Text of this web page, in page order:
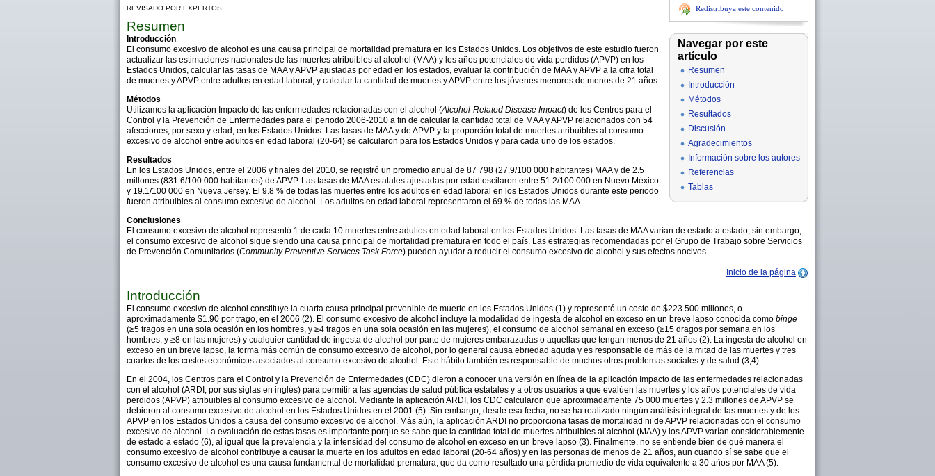
Redistribuya este contenido
Navegar por este
artículo
Resumen
Introducción
Métodos
Resultados
Discusión
Agradecimientos
Información sobre los autores
Referencias
Tablas
REVISADO POR EXPERTOS
Resumen
Introducción
El consumo excesivo de alcohol es una causa principal de mortalidad prematura en los Estados Unidos. Los objetivos de este estudio fueron
actualizar las estimaciones nacionales de las muertes atribuibles al alcohol (MAA) y los años potenciales de vida perdidos (APVP) en los
Estados Unidos, calcular las tasas de MAA y APVP ajustadas por edad en los estados, evaluar la contribución de MAA y APVP a la cifra total
de muertes y APVP entre adultos en edad laboral, y calcular la cantidad de muertes y APVP entre los jóvenes menores de menos de 21 años.
Métodos
Utilizamos la aplicación Impacto de las enfermedades relacionadas con el alcohol (Alcohol-Related Disease Impact) de los Centros para el
Control y la Prevención de Enfermedades para el periodo 2006-2010 a fin de calcular la cantidad total de MAA y APVP relacionados con 54
afecciones, por sexo y edad, en los Estados Unidos. Las tasas de MAA y de APVP y la proporción total de muertes atribuibles al consumo
excesivo de alcohol entre adultos en edad laboral (20-64) se calcularon para los Estados Unidos y para cada uno de los estados.
Resultados
En los Estados Unidos, entre el 2006 y finales del 2010, se registró un promedio anual de 87 798 (27.9/100 000 habitantes) MAA y de 2.5
millones (831.6/100 000 habitantes) de APVP. Las tasas de MAA estatales ajustadas por edad oscilaron entre 51.2/100 000 en Nuevo México
y 19.1/100 000 en Nueva Jersey. El 9.8 % de todas las muertes entre los adultos en edad laboral en los Estados Unidos durante este periodo
fueron atribuibles al consumo excesivo de alcohol. Los adultos en edad laboral representaron el 69 % de todas las MAA.
Conclusiones
El consumo excesivo de alcohol representó 1 de cada 10 muertes entre adultos en edad laboral en los Estados Unidos. Las tasas de MAA varían de estado a estado, sin embargo,
el consumo excesivo de alcohol sigue siendo una causa principal de mortalidad prematura en todo el país. Las estrategias recomendadas por el Grupo de Trabajo sobre Servicios
de Prevención Comunitarios (Community Preventive Services Task Force) pueden ayudar a reducir el consumo excesivo de alcohol y sus efectos nocivos.
Inicio de la página
Introducción
El consumo excesivo de alcohol constituye la cuarta causa principal prevenible de muerte en los Estados Unidos (1) y representó un costo de $223 500 millones, o
aproximadamente $1.90 por trago, en el 2006 (2). El consumo excesivo de alcohol incluye la modalidad de ingesta de alcohol en exceso en un breve lapso conocida como binge
(≥5 tragos en una sola ocasión en los hombres, y ≥4 tragos en una sola ocasión en las mujeres), el consumo de alcohol semanal en exceso (≥15 dragos por semana en los
hombres, y ≥8 en las mujeres) y cualquier cantidad de ingesta de alcohol por parte de mujeres embarazadas o aquellas que tengan menos de 21 años (2). La ingesta de alcohol en
exceso en un breve lapso, la forma más común de consumo excesivo de alcohol, por lo general causa ebriedad aguda y es responsable de más de la mitad de las muertes y tres
cuartos de los costos económicos asociados al consumo excesivo de alcohol. Este hábito también es responsable de muchos otros problemas sociales y de salud (3,4).
En el 2004, los Centros para el Control y la Prevención de Enfermedades (CDC) dieron a conocer una versión en línea de la aplicación Impacto de las enfermedades relacionadas
con el alcohol (ARDI, por sus siglas en inglés) para permitir a las agencias de salud pública estatales y a otros usuarios a que evalúen las muertes y los años potenciales de vida
perdidos (APVP) atribuibles al consumo excesivo de alcohol. Mediante la aplicación ARDI, los CDC calcularon que aproximadamente 75 000 muertes y 2.3 millones de APVP se
debieron al consumo excesivo de alcohol en los Estados Unidos en el 2001 (5). Sin embargo, desde esa fecha, no se ha realizado ningún análisis integral de las muertes y de los
APVP en los Estados Unidos a causa del consumo excesivo de alcohol. Más aún, la aplicación ARDI no proporciona tasas de mortalidad ni de APVP relacionadas con el consumo
excesivo de alcohol. La evaluación de estas tasas es importante porque se sabe que la cantidad total de muertes atribuibles al alcohol (MAA) y los APVP varían considerablemente
de estado a estado (6), al igual que la prevalencia y la intensidad del consumo de alcohol en exceso en un breve lapso (3). Finalmente, no se entiende bien de qué manera el
consumo excesivo de alcohol contribuye a causar la muerte en los adultos en edad laboral (20-64 años) y en las personas de menos de 21 años, aun cuando sí se sabe que el
consumo excesivo de alcohol es una causa fundamental de mortalidad prematura, que da como resultado una pérdida promedio de vida equivalente a 30 años por MAA (5).